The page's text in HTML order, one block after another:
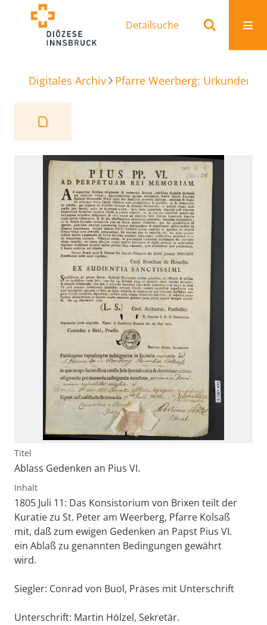
Detailsuche
Digitales Archiv Pfarre Weerberg: Urkunden
Titel
Ablass Gedenken an Pius VI.
Inhalt
1805 Juli 11: Das Konsistorium von Brixen teilt der
Kuratie zu St. Peter am Weerberg, Pfarre Kolsaß
mit, daß zum ewigen Gedenken an Papst Pius VI.
ein Ablaß zu genannten Bedingungen gewährt
wird.
Siegler: Conrad von Buol, Präses mit Unterschrift
Unterschrift: Martin Hölzel, Sekretär.